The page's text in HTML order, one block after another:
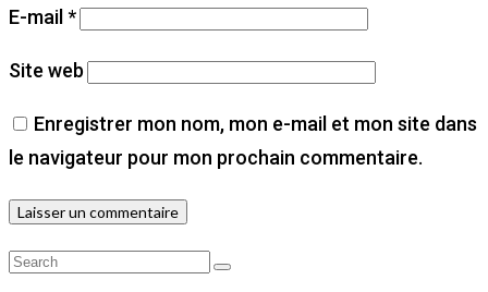
E-mail*
Site web
Enregistrer mon nom, mon e-mail et mon site dans
le navigateur pour mon prochain commentaire.
Search
Search